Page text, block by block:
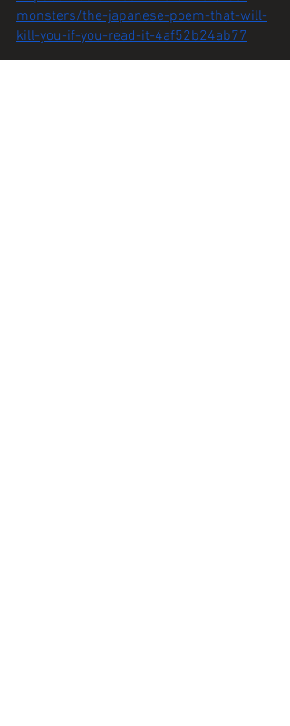
monsters/the-japanese-poem-that-will-
kill-you-if-you-read-it-4af52b24ab77